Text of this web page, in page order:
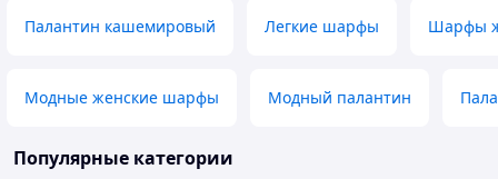
Палантин кашемировый Легкие шарфы Шарфы
Модные женские шарфы Модный палантин
Популярные категории